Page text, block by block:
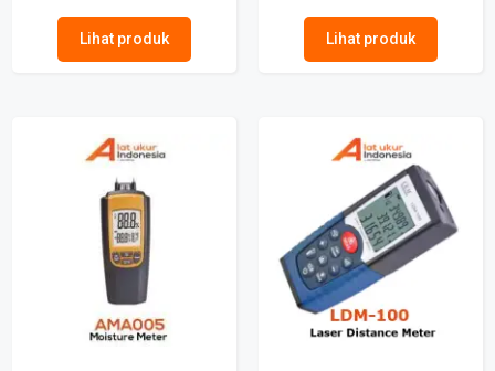
Lihat produk Lihat produk